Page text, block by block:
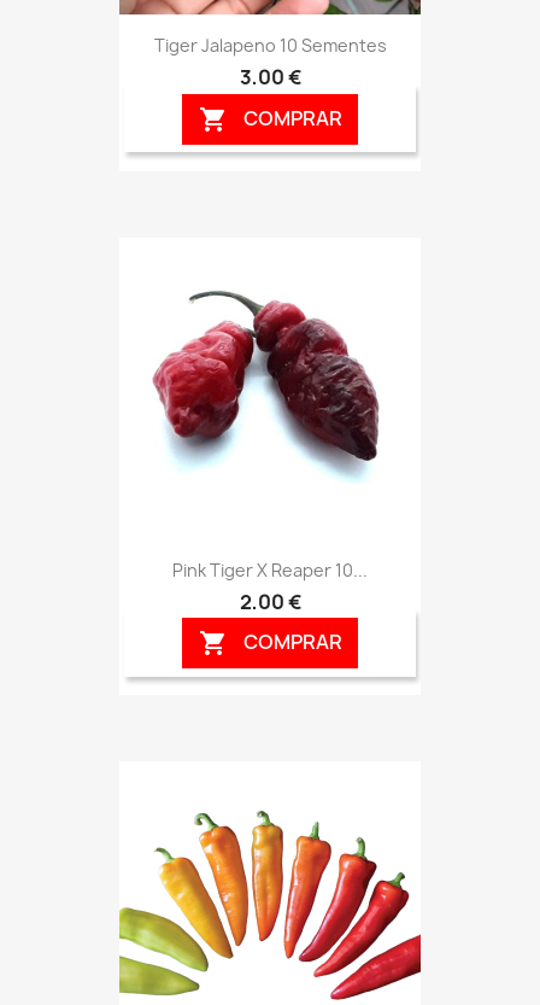
Tiger Jalapeno 10 Sementes
3,00 €
 COMPRAR
Pink Tiger X Reaper 10...
2,00 €
 COMPRAR